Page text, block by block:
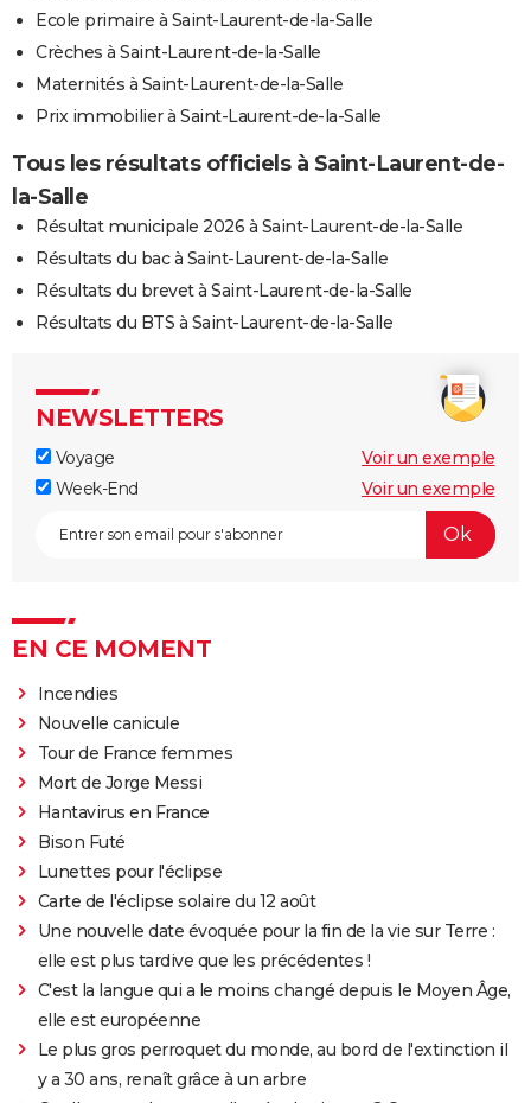
Ecole primaire à Saint-Laurent-de-la-Salle
Crèches à Saint-Laurent-de-la-Salle
Maternités à Saint-Laurent-de-la-Salle
Prix immobilier à Saint-Laurent-de-la-Salle
Tous les résultats officiels à Saint-Laurent-de-
la-Salle
Résultat municipale 2026 à Saint-Laurent-de-la-Salle
Résultats du bac à Saint-Laurent-de-la-Salle
Résultats du brevet à Saint-Laurent-de-la-Salle
Résultats du BTS à Saint-Laurent-de-la-Salle
NEWSLETTERS
Voyage
Voir un exemple
Week-End
Voir un exemple
EN CE MOMENT
Incendies
Nouvelle canicule
Tour de France femmes
Mort de Jorge Messi
Hantavirus en France
Bison Futé
Lunettes pour l'éclipse
Carte de l'éclipse solaire du 12 août
Une nouvelle date évoquée pour la fin de la vie sur Terre :
elle est plus tardive que les précédentes !
C'est la langue qui a le moins changé depuis le Moyen Âge,
elle est européenne
Le plus gros perroquet du monde, au bord de l'extinction il
y a 30 ans, renaît grâce à un arbre